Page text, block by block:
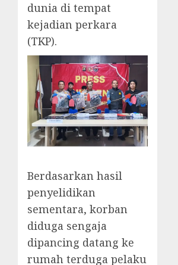
dunia di tempat
kejadian perkara
(TKP).
‎Berdasarkan hasil
penyelidikan
sementara, korban
diduga sengaja
dipancing datang ke
rumah terduga pelaku